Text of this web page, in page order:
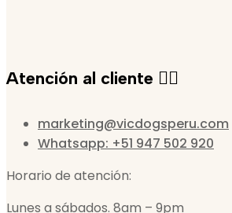
Atención al cliente 🙋‍♀️
marketing@vicdogsperu.com
Whatsapp: +51 947 502 920
Horario de atención:
Lunes a sábados. 8am – 9pm